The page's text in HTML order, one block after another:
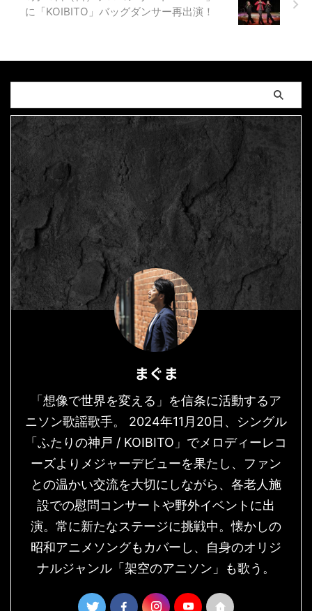
に「KOIBITO」バッグダンサー再出演！
まぐま
「想像で世界を変える」を信条に活動するア
ニソン歌謡歌手。 2024年11月20日、シングル
「ふたりの神戸 / KOIBITO」でメロディーレコ
ーズよりメジャーデビューを果たし、ファン
との温かい交流を大切にしながら、各老人施
設での慰問コンサートや野外イベントに出
演。常に新たなステージに挑戦中。懐かしの
昭和アニメソングもカバーし、自身のオリジ
ナルジャンル「架空のアニソン」も歌う。